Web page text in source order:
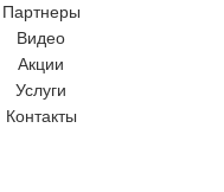
Партнеры
Видео
Акции
Услуги
Контакты